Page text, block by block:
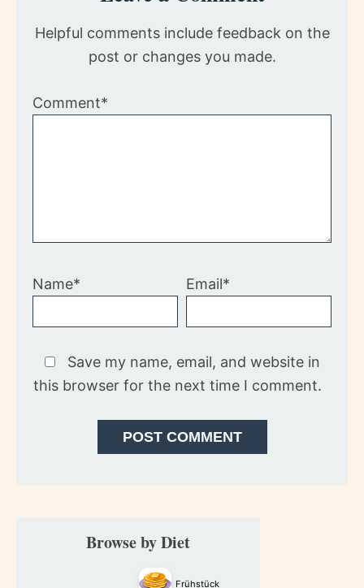
Helpful comments include feedback on the
post or changes you made.
Comment*
Name* Email*
Save my name, email, and website in
this browser for the next time I comment.
Primary
SidebarBrowse by Diet
Frühstück